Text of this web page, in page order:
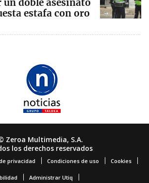
un doble asesinato
estafa con oro
Zeroa Multimedia, S.A.
los derechos reservados
privacidad Condiciones de uso Cookies
Administrar Utiq